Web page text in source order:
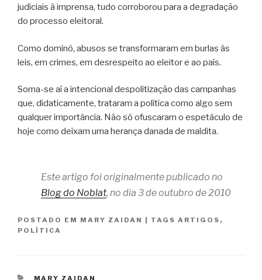
judiciais à imprensa, tudo corroborou para a degradação
do processo eleitoral.
Como dominó, abusos se transformaram em burlas às
leis, em crimes, em desrespeito ao eleitor e ao país.
Soma-se aí a intencional despolitização das campanhas
que, didaticamente, trataram a política como algo sem
qualquer importância. Não só ofuscaram o espetáculo de
hoje como deixam uma herança danada de maldita.
Este artigo foi originalmente publicado no
Blog do Noblat, no dia 3 de outubro de 2010
POSTADO EM MARY ZAIDAN | TAGS ARTIGOS ,
POLÍTICA
CATEGORIAS
MARY ZAIDAN